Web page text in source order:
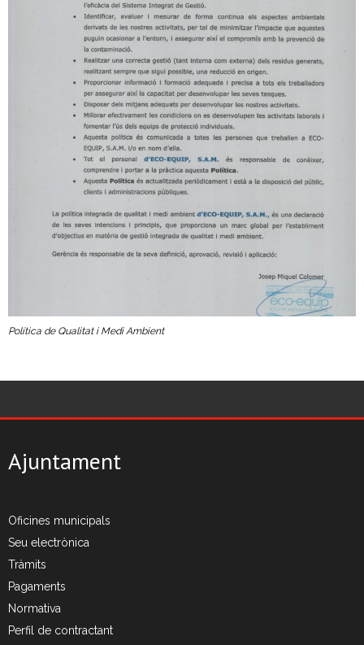
- Mobles i estris vells
- Neteja i reparació de contenidors
- Recollida comercial
Deixalleries municipals
- Deixalleria Can Barba
- Can Casanovas
- Deixalleria mòbil
- La gestió dels residus
- CRT Residus Especials
- Planta de Transferència
- Deixalleria Can Barba
Política de Qualitat i Medi Ambient
Ajuntament
Oficines municipals
Seu electrònica
Tràmits
Pagaments
Normativa
Perfil de contractant